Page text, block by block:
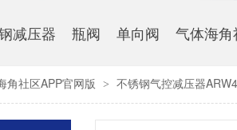
减压器 瓶阀 单向阀 气体海
角社区APP官网版 > 不锈钢气控减压器